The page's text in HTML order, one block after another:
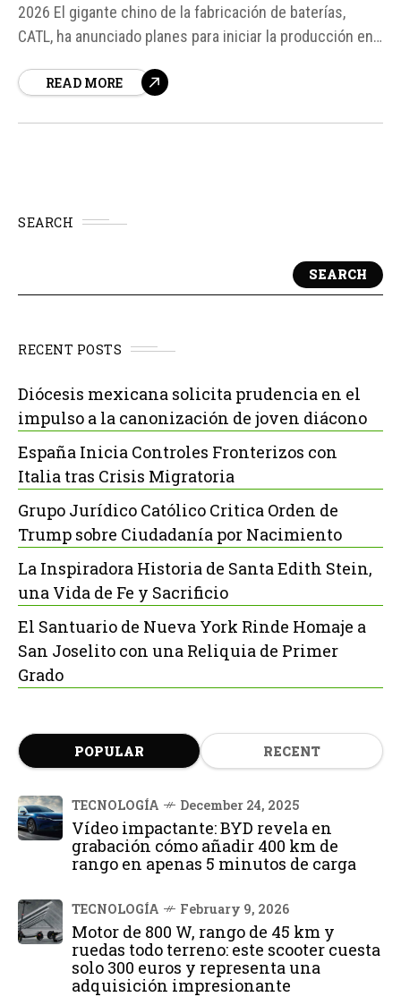
2026 El gigante chino de la fabricación de baterías,
CATL, ha anunciado planes para iniciar la producción en
objetivo de alcanzar una autonomía de hasta 600
READ MORE
SEARCH
SEARCH
RECENT POSTS
Diócesis mexicana solicita prudencia en el
impulso a la canonización de joven diácono
España Inicia Controles Fronterizos con
Italia tras Crisis Migratoria
Grupo Jurídico Católico Critica Orden de
Trump sobre Ciudadanía por Nacimiento
La Inspiradora Historia de Santa Edith Stein,
una Vida de Fe y Sacrificio
El Santuario de Nueva York Rinde Homaje a
San Joselito con una Reliquia de Primer
Grado
POPULAR RECENT
TECNOLOGÍA December 24, 2025
Vídeo impactante: BYD revela en
grabación cómo añadir 400 km de
rango en apenas 5 minutos de carga
TECNOLOGÍA February 9, 2026
Motor de 800 W, rango de 45 km y
ruedas todo terreno: este scooter cuesta
solo 300 euros y representa una
adquisición impresionante